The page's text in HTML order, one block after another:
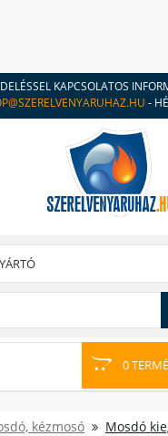
KAPCSOLATOS
-
0
kézmosó Mosdó